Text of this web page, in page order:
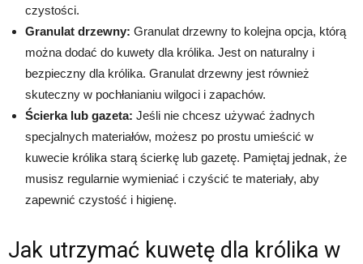
czystości.
Granulat drzewny: Granulat drzewny to kolejna opcja, którą
można dodać do kuwety dla królika. Jest on naturalny i
bezpieczny dla królika. Granulat drzewny jest również
skuteczny w pochłanianiu wilgoci i zapachów.
Ścierka lub gazeta: Jeśli nie chcesz używać żadnych
specjalnych materiałów, możesz po prostu umieścić w
kuwecie królika starą ścierkę lub gazetę. Pamiętaj jednak, że
musisz regularnie wymieniać i czyścić te materiały, aby
zapewnić czystość i higienę.
Jak utrzymać kuwetę dla królika w